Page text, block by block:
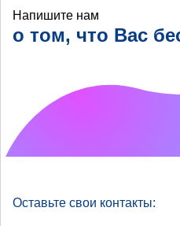
Напишите нам
о том, что Вас
Оставьте свои контакты: